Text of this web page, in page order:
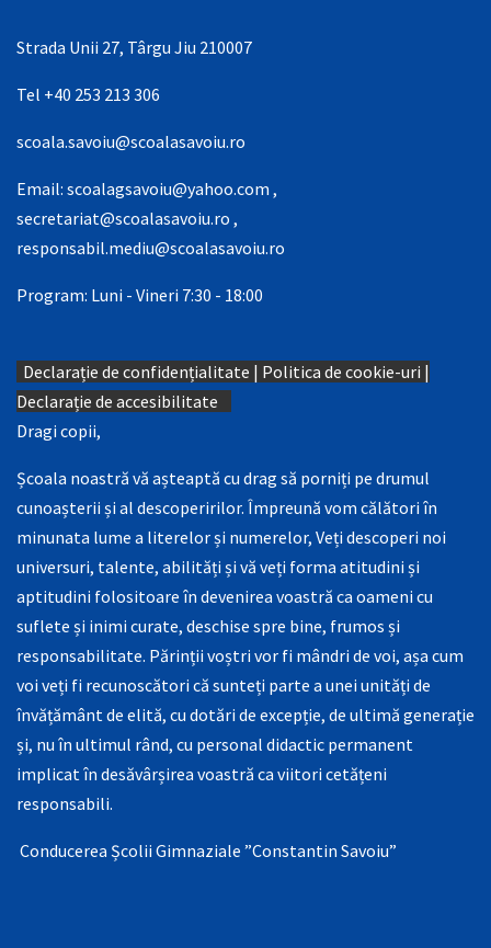
Strada Unii 27, Târgu Jiu 210007
Tel +40 253 213 306
scoala.savoiu@scoalasavoiu.ro
Email: scoalagsavoiu@yahoo.com ,
secretariat@scoalasavoiu.ro ,
responsabil.mediu@scoalasavoiu.ro
Program: Luni - Vineri 7:30 - 18:00
Declarație de confidențialitate | Politica de cookie-uri |
Declarație de accesibilitate
Dragi copii,
Școala noastră vă așteaptă cu drag să porniți pe drumul
cunoașterii și al descoperirilor. Împreună vom călători în
minunata lume a literelor și numerelor, Veți descoperi noi
universuri, talente, abilități și vă veți forma atitudini și
aptitudini folositoare în devenirea voastră ca oameni cu
suflete și inimi curate, deschise spre bine, frumos și
responsabilitate. Părinții voștri vor fi mândri de voi, așa cum
voi veți fi recunoscători că sunteți parte a unei unități de
învățământ de elită, cu dotări de excepție, de ultimă generație
și, nu în ultimul rând, cu personal didactic permanent
implicat în desăvârșirea voastră ca viitori cetățeni
responsabili.
Conducerea Școlii Gimnaziale ”Constantin Savoiu”